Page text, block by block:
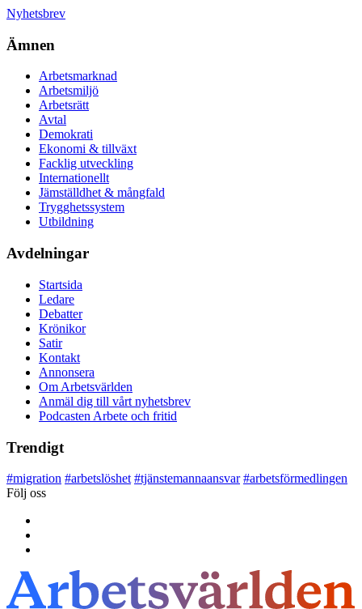
Nyhetsbrev
Ämnen
Arbetsmarknad
Arbetsmiljö
Arbetsrätt
Avtal
Demokrati
Ekonomi & tillväxt
Facklig utveckling
Internationellt
Jämställdhet & mångfald
Trygghetssystem
Utbildning
Avdelningar
Startsida
Ledare
Debatter
Krönikor
Satir
Kontakt
Annonsera
Om Arbetsvärlden
Anmäl dig till vårt nyhetsbrev
Podcasten Arbete och fritid
Trendigt
#migration #arbetslöshet #tjänstemannaansvar #arbetsförmedlingen
Följ oss